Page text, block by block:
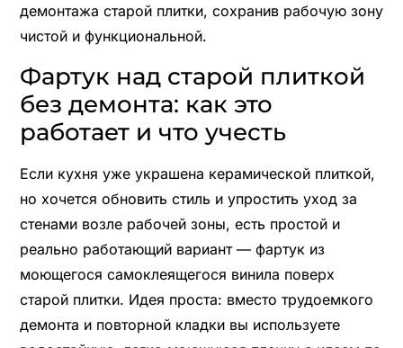
демонтажа старой плитки, сохранив рабочую зону
чистой и функциональной.
Фартук над старой плиткой
без демонта: как это
работает и что учесть
Если кухня уже украшена керамической плиткой,
но хочется обновить стиль и упростить уход за
стенами возле рабочей зоны, есть простой и
реально работающий вариант — фартук из
моющегося самоклеящегося винила поверх
старой плитки. Идея проста: вместо трудоемкого
демонта и повторной кладки вы используете